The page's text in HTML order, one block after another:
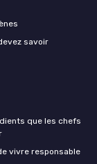
savoir
que les chefs
vivre responsable